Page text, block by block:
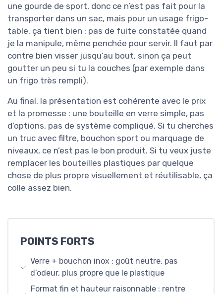
une gourde de sport, donc ce n’est pas fait pour la
transporter dans un sac, mais pour un usage frigo-
table, ça tient bien : pas de fuite constatée quand
je la manipule, même penchée pour servir. Il faut par
contre bien visser jusqu’au bout, sinon ça peut
goutter un peu si tu la couches (par exemple dans
un frigo très rempli).
Au final, la présentation est cohérente avec le prix
et la promesse : une bouteille en verre simple, pas
d’options, pas de système compliqué. Si tu cherches
un truc avec filtre, bouchon sport ou marquage de
niveaux, ce n’est pas le bon produit. Si tu veux juste
remplacer les bouteilles plastiques par quelque
chose de plus propre visuellement et réutilisable, ça
colle assez bien.
POINTS FORTS
Verre + bouchon inox : goût neutre, pas
d’odeur, plus propre que le plastique
Format fin et hauteur raisonnable : rentre